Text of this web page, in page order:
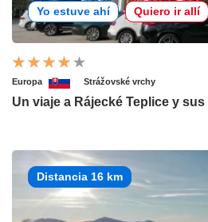
Yo estuve ahí Quiero ir allí
Europa Strážovské vrchy
Un viaje a Rájecké Teplice y
Distancia 16 km